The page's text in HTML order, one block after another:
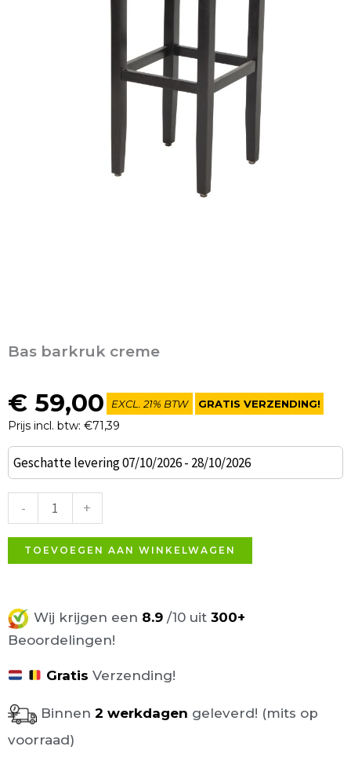
Bas barkruk creme
€ 59,00
Prijs incl. btw: €71,39
EXCL. 21% BTW GRATIS VERZENDING!
Geschatte levering 07/10/2026 - 28/10/2026
-
Bas
barkruk
aantal
+
TOEVOEGEN AAN WINKELWAGEN
Wij krijgen een 8.9 /10 uit 300+
Beoordelingen!
Gratis Verzending!
Binnen 2 werkdagen geleverd! (mits op
voorraad)